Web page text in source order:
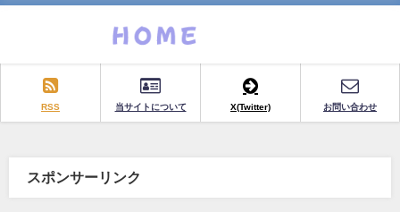
RSS 当サイトについて X(Twitter) お問い合わせ
スポンサーリンク